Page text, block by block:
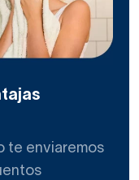
te enviaremos